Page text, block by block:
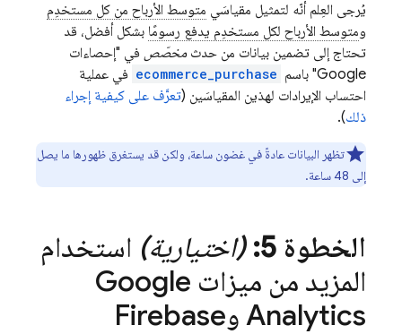
يُرجى العِلم أنّه لتمثيل مقياسَي متوسط الأرباح من كل مستخدِم
ومتوسط الأرباح لكل مستخدِم يدفع رسومًا بشكل أفضل، قد
تحتاج إلى تضمين بيانات من حدث مخصّص في "إحصاءات
Google" باسم
ecommerce_purchase في عملية
احتساب الإيرادات لهذين المقياسَين (تعرَّف على كيفية إجراء
ذلك).
تظهر البيانات عادةً في غضون ساعة، ولكن قد يستغرق ظهورها ما يصل
إلى 48 ساعة.
الخطوة 5: (اختيارية) استخدام
المزيد من ميزات Google
Analytics وFirebase